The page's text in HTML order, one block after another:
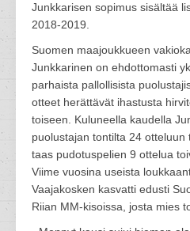
Junkkarisen sopimus sisältää
2018-2019.
Suomen maajoukkueen
Junkkarinen on ehdottomasti
parhaista pallollisista
otteet herättävät ihastusta
toiseen. Kuluneella kaudella
puolustajan tontilta 24 otteluun
taas pudotuspelien 9 ottelua
Viime vuosina useista
Vaajakosken kasvatti edusti
Riian MM-kisoissa, josta mies